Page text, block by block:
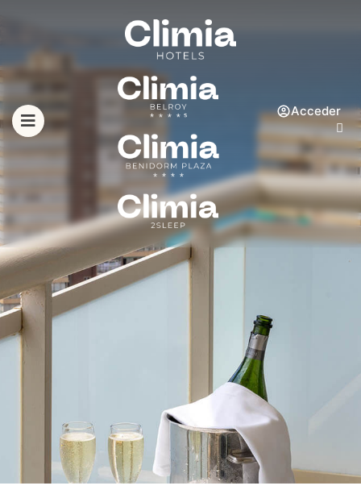
Acceder